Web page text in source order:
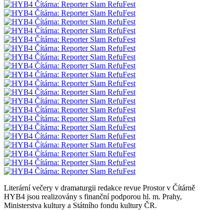
Literární večery v dramaturgii redakce revue Prostor v Čítárně
HYB4 jsou realizovány s finanční podporou hl. m. Prahy,
Ministerstva kultury a Státního fondu kultury ČR.